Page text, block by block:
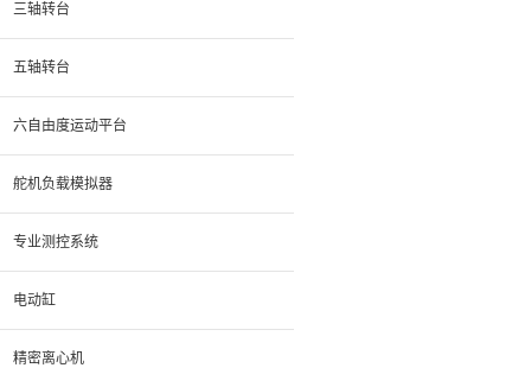
三轴转台
五轴转台
六自由度运动平台
舵机负载模拟器
专业测控系统
电动缸
精密离心机